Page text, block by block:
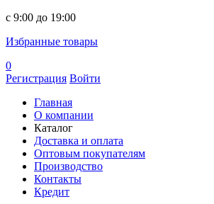
c 9:00 до 19:00
Избранные товары
0
Регистрация Войти
Главная
О компании
Каталог
Доставка и оплата
Оптовым покупателям
Производство
Контакты
Кредит